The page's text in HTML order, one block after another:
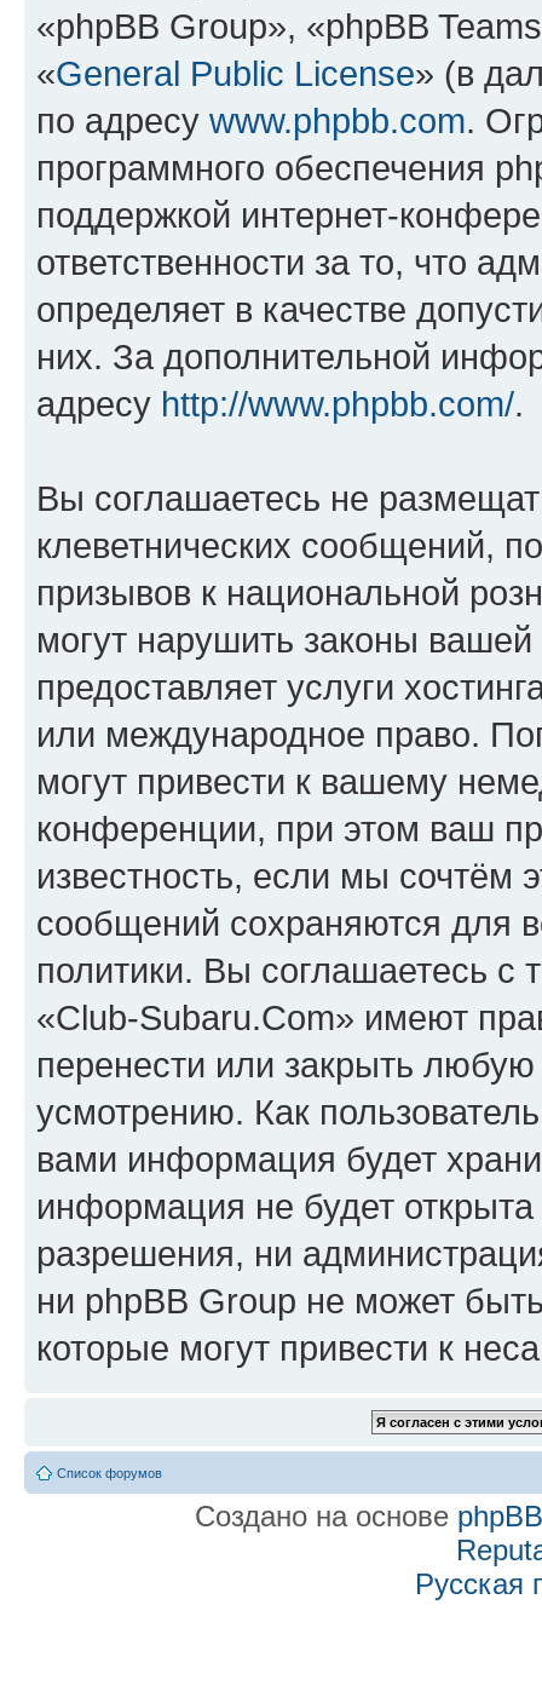
«phpBB Group», «phpBB
«General Public License» (в
по адресу www.phpbb.com.
программного обеспечения
поддержкой интернет-
ответственности за то, что
определяет в качестве
них. За дополнительной
адресу http://www.phpbb.com/.
Вы соглашаетесь не
клеветнических сообщений,
призывов к национальной
могут нарушить законы
предоставляет услуги
или международное право.
могут привести к вашему
конференции, при этом ваш
известность, если мы сочтём
сообщений сохраняются для
политики. Вы соглашаетесь
«Club-Subaru.Com» имеют
перенести или закрыть
усмотрению. Как
вами информация будет
информация не будет
разрешения, ни
ни phpBB Group не может
которые могут привести к
Список форумов
Создано на основе phpBB
Русская